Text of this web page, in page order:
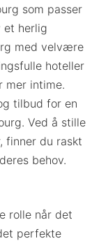
som passer
et herlig
med velvære
hoteller
mer intime.
tilbud for en
Ved å stille
finner du raskt
behov.
rolle når det
perfekte